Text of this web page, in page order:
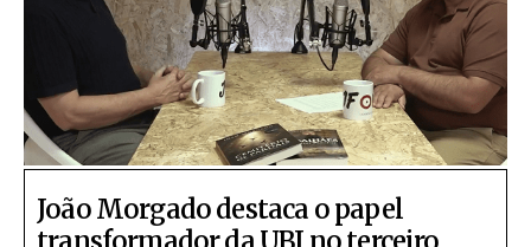
João Morgado destaca o papel